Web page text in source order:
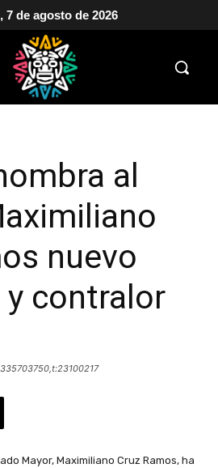
7 de agosto de 2026
al
nuevo
contralor
Mayor, Maximiliano Cruz Ramos, ha